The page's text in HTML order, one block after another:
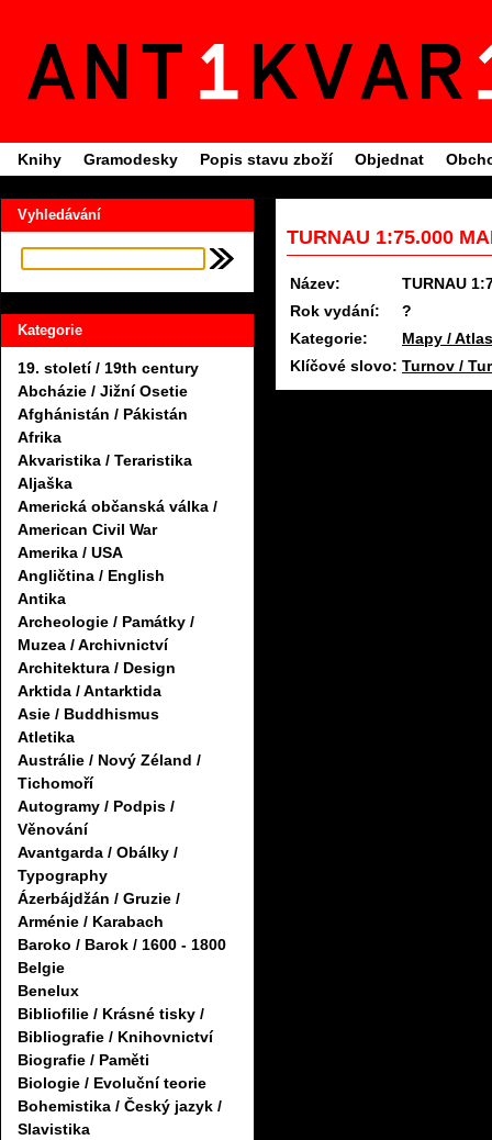
Knihy Gramodesky Popis stavu zboží Objednat
Vyhledávání
Kategorie
19. století / 19th century
Abcházie / Jižní Osetie
Afghánistán / Pákistán
Afrika
Akvaristika / Teraristika
Aljaška
Americká občanská válka /
American Civil War
Amerika / USA
Angličtina / English
Antika
Archeologie / Památky /
Muzea / Archivnictví
Architektura / Design
Arktida / Antarktida
Asie / Buddhismus
Atletika
Austrálie / Nový Zéland /
Tichomoří
Autogramy / Podpis /
Věnování
Avantgarda / Obálky /
Typography
Ázerbájdžán / Gruzie /
Arménie / Karabach
Baroko / Barok / 1600 - 1800
Belgie
Benelux
Bibliofilie / Krásné tisky /
Bibliografie / Knihovnictví
Biografie / Paměti
Biologie / Evoluční teorie
Bohemistika / Český jazyk /
Slavistika
TURNAU 1:75.000
Název:
TURNAU
Rok vydání:
?
Kategorie:
Mapy /
Klíčové slovo: Turnov /